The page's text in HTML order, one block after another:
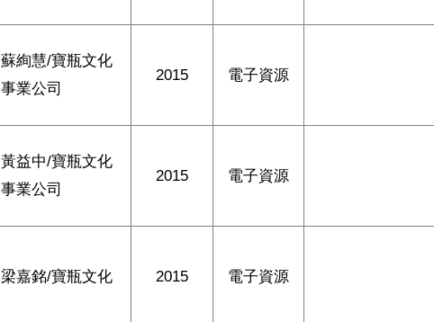
蘇絢慧/寶瓶文化
事業公司
2015 電子資源
黃益中/寶瓶文化
事業公司
2015 電子資源
梁嘉銘/寶瓶文化 2015 電子資源